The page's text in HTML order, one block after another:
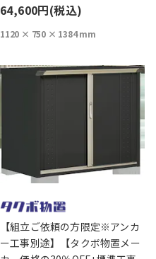
64,600円(税込)
1120 × 750 × 1384 mm
【組立ご依頼の方限定※アンカ
ー工事別途】【タクボ物置メー